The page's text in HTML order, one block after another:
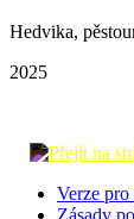
Hedvika,
2025
Verze pro
Zásady